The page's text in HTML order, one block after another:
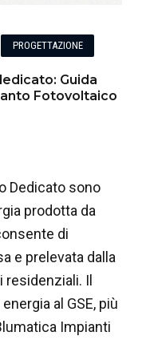
PROGETTAZIONE
Guida
Fotovoltaico
Dedicato sono
prodotta da
di
e prelevata dalla
Il
al GSE, più
Impianti